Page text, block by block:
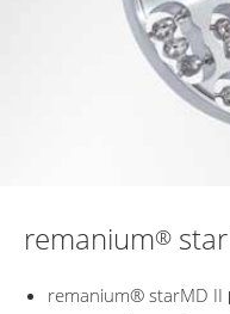
remanium®
remanium® starMD II